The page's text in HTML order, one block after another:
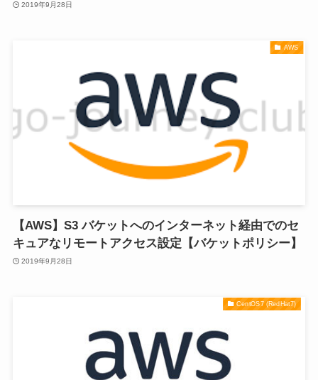
2019年9月28日
AWS
【AWS】S3 バケットへのインターネット経由でのセ
キュアなリモートアクセス設定【バケットポリシー】
2019年9月28日
CentOS7 (RedHat7)